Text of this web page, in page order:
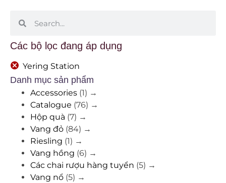
Các bộ lọc đang áp dụng
Yering Station
Danh mục sản phẩm
Accessories (1) →
Catalogue (76) →
Hộp quà (7) →
Vang đỏ (84) →
Riesling (1) →
Vang hồng (6) →
Các chai rượu hàng tuyển (5) →
Vang nổ (5) →